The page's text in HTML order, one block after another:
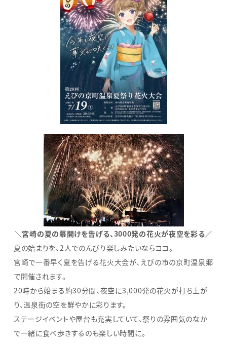
＼宮崎の夏の幕開けを告げる、3000発の花火が夜空を彩る／
夏の始まりを、2人でのんびり楽しみたいならココ。
宮崎で一番早く夏を告げる花火大会が、えびの市の京町温泉郷
で開催されます。
20時から始まる約30分間、夜空に3,000発の花火が打ち上が
り、温泉街の空を鮮やかに彩ります。
ステージイベントや屋台も充実していて、祭りの雰囲気のなか
で一緒に食べ歩きするのも楽しい時間に。